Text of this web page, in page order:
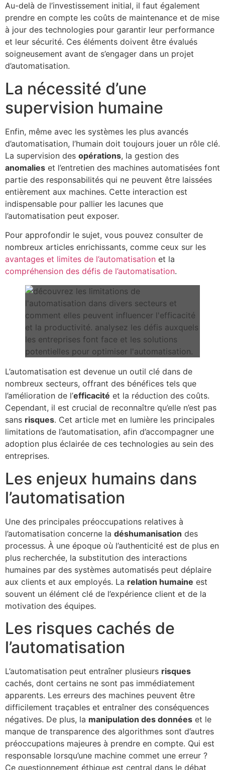
Au-delà de l’investissement initial, il faut également
prendre en compte les coûts de maintenance et de mise
à jour des technologies pour garantir leur performance
et leur sécurité. Ces éléments doivent être évalués
soigneusement avant de s’engager dans un projet
d’automatisation.
La nécessité d’une
supervision humaine
Enfin, même avec les systèmes les plus avancés
d’automatisation, l’humain doit toujours jouer un rôle clé.
La supervision des opérations, la gestion des
anomalies et l’entretien des machines automatisées font
partie des responsabilités qui ne peuvent être laissées
entièrement aux machines. Cette interaction est
indispensable pour pallier les lacunes que
l’automatisation peut exposer.
Pour approfondir le sujet, vous pouvez consulter de
nombreux articles enrichissants, comme ceux sur les
avantages et limites de l’automatisation et la
compréhension des défis de l’automatisation.
L’automatisation est devenue un outil clé dans de
nombreux secteurs, offrant des bénéfices tels que
l’amélioration de l’efficacité et la réduction des coûts.
Cependant, il est crucial de reconnaître qu’elle n’est pas
sans risques. Cet article met en lumière les principales
limitations de l’automatisation, afin d’accompagner une
adoption plus éclairée de ces technologies au sein des
entreprises.
Les enjeux humains dans
l’automatisation
Une des principales préoccupations relatives à
l’automatisation concerne la déshumanisation des
processus. À une époque où l’authenticité est de plus en
plus recherchée, la substitution des interactions
humaines par des systèmes automatisés peut déplaire
aux clients et aux employés. La relation humaine est
souvent un élément clé de l’expérience client et de la
motivation des équipes.
Les risques cachés de
l’automatisation
L’automatisation peut entraîner plusieurs risques
cachés, dont certains ne sont pas immédiatement
apparents. Les erreurs des machines peuvent être
difficilement traçables et entraîner des conséquences
négatives. De plus, la manipulation des données et le
manque de transparence des algorithmes sont d’autres
préoccupations majeures à prendre en compte. Qui est
responsable lorsqu’une machine commet une erreur ?
Ce questionnement éthique est central dans le débat